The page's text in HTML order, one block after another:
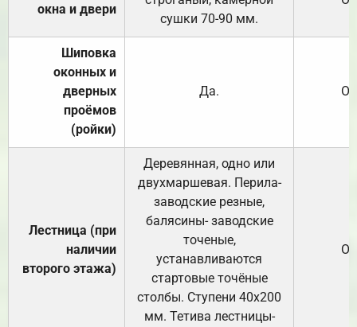
окна и двери
сушки 70-90 мм.
Шиповка
оконных и
дверных
проёмов
(ройки)
Да.
Лестница (при
наличии
второго этажа)
Деревянная, одно или
двухмаршевая. Перила-
заводские резные,
балясины- заводские
точеные,
устанавливаются
стартовые точёные
столбы. Ступени 40х200
мм. Тетива лестницы-